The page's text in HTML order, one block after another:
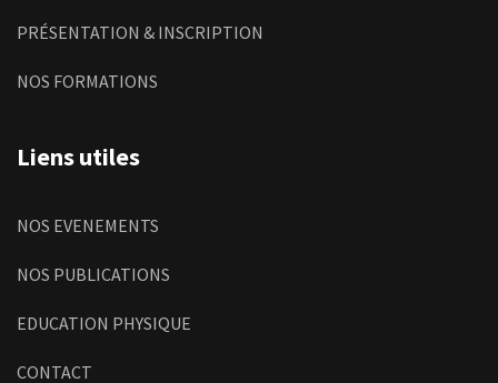
PRÉSENTATION & INSCRIPTION
NOS FORMATIONS
Liens utiles
NOS EVENEMENTS
NOS PUBLICATIONS
EDUCATION PHYSIQUE
CONTACT